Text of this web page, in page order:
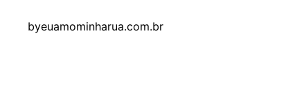
byeuamominharua.com.br